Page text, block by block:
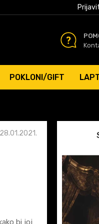
PLAĆANJE PLATNIM
POKLONI/GIFT
28.01.2021.
bi joj